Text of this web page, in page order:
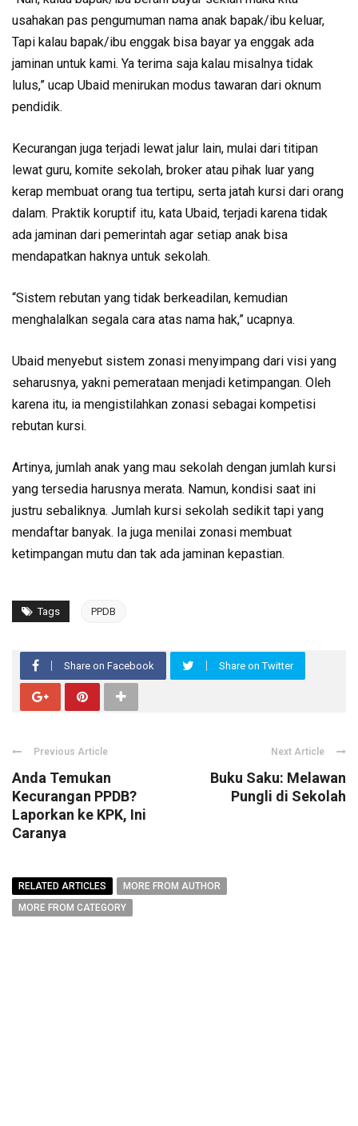
usahakan pas pengumuman nama anak bapak/ibu keluar,
Tapi kalau bapak/ibu enggak bisa bayar ya enggak ada
jaminan untuk kami. Ya terima saja kalau misalnya tidak
lulus,” ucap Ubaid menirukan modus tawaran dari oknum
pendidik.
Kecurangan juga terjadi lewat jalur lain, mulai dari titipan
lewat guru, komite sekolah, broker atau pihak luar yang
kerap membuat orang tua tertipu, serta jatah kursi dari orang
dalam. Praktik koruptif itu, kata Ubaid, terjadi karena tidak
ada jaminan dari pemerintah agar setiap anak bisa
mendapatkan haknya untuk sekolah.
“Sistem rebutan yang tidak berkeadilan, kemudian
menghalalkan segala cara atas nama hak,” ucapnya.
Ubaid menyebut sistem zonasi menyimpang dari visi yang
seharusnya, yakni pemerataan menjadi ketimpangan. Oleh
karena itu, ia mengistilahkan zonasi sebagai kompetisi
rebutan kursi.
Artinya, jumlah anak yang mau sekolah dengan jumlah kursi
yang tersedia harusnya merata. Namun, kondisi saat ini
justru sebaliknya. Jumlah kursi sekolah sedikit tapi yang
mendaftar banyak. Ia juga menilai zonasi membuat
ketimpangan mutu dan tak ada jaminan kepastian.
Tags PPDB
Share on Facebook Share on Twitter
Previous Article
Anda Temukan
Kecurangan PPDB?
Laporkan ke KPK, Ini
Caranya
Next Article
Buku Saku: Melawan
Pungli di Sekolah
RELATED ARTICLES
MORE FROM AUTHOR
MORE FROM CATEGORY